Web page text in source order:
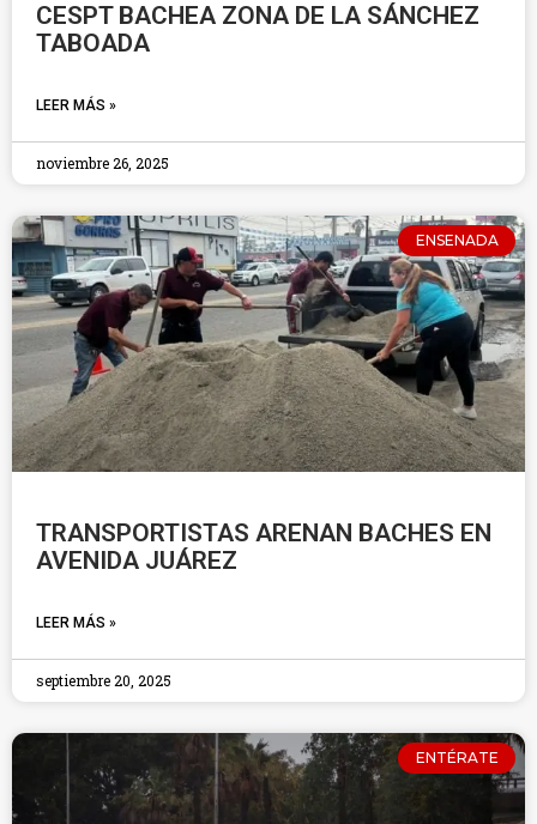
CESPT BACHEA ZONA DE LA SÁNCHEZ
TABOADA
LEER MÁS »
noviembre 26, 2025
ENSENADA
TRANSPORTISTAS ARENAN BACHES EN
AVENIDA JUÁREZ
LEER MÁS »
septiembre 20, 2025
ENTÉRATE